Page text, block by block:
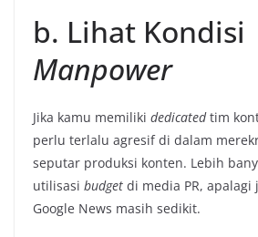
b. Lihat Kondisi
Manpower
Jika kamu memiliki dedicatedtim
perlu terlalu agresif di dalam
seputar produksi konten. Lebih
utilisasi budget di media PR, apalagi
Google News masih sedikit.